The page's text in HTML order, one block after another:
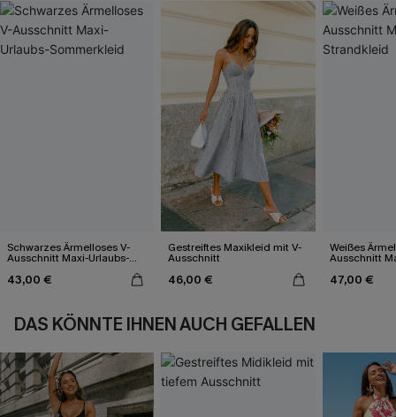
Schwarzes Ärmelloses V-
Ausschnitt Maxi-Urlaubs-
43,00 €
Gestreiftes Maxikleid mit V-
Ausschnitt
46,00 €
Weißes
Ausschnitt
47,00 €
DAS KÖNNTE IHNEN AUCH GEFALLEN